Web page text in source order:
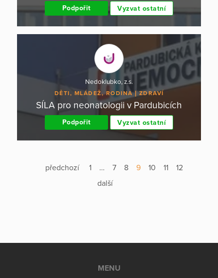
Podpořit Vyzvat ostatní
Nedoklubko, z.s.
DĚTI, MLÁDEŽ, RODINA ZDRAVÍ
SÍLA pro neonatologii v Pardubicích
Podpořit Vyzvat ostatní
předchozí 1 … 7 8 9 10 11
12
další
MENU